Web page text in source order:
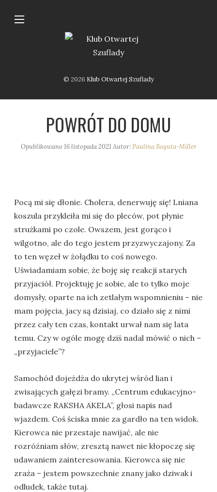
© 2026 Klub Otwartej Szuflady
POWRÓT DO DOMU
Opublikowano 16 listopada 2021 Autor:Paulina Boguta-Miller
Pocą mi się dłonie. Cholera, denerwuję się! Lniana
koszula przykleiła mi się do pleców, pot płynie
strużkami po czole. Owszem, jest gorąco i
wilgotno, ale do tego jestem przyzwyczajony. Za
to ten węzeł w żołądku to coś nowego.
Uświadamiam sobie, że boję się reakcji starych
przyjaciół. Projektuję je sobie, ale to tylko moje
domysły, oparte na ich zetlałym wspomnieniu – nie
mam pojęcia, jacy są dzisiaj, co działo się z nimi
przez cały ten czas, kontakt urwał nam się lata
temu. Czy w ogóle mogę dziś nadal mówić o nich –
„przyjaciele”?
Samochód dojeżdża do ukrytej wśród lian i
zwisających gałęzi bramy. „Centrum edukacyjno-
badawcze RAKSHA AKELA”, głosi napis nad
wjazdem. Coś ściska mnie za gardło na ten widok.
Kierowca nie przestaje nawijać, ale nie
rozróżniam słów, zresztą nawet nie kłopoczę się
udawaniem zainteresowania. Kierowca się nie
zraża – jestem powszechnie znany jako dziwak i
odludek, także tutaj.